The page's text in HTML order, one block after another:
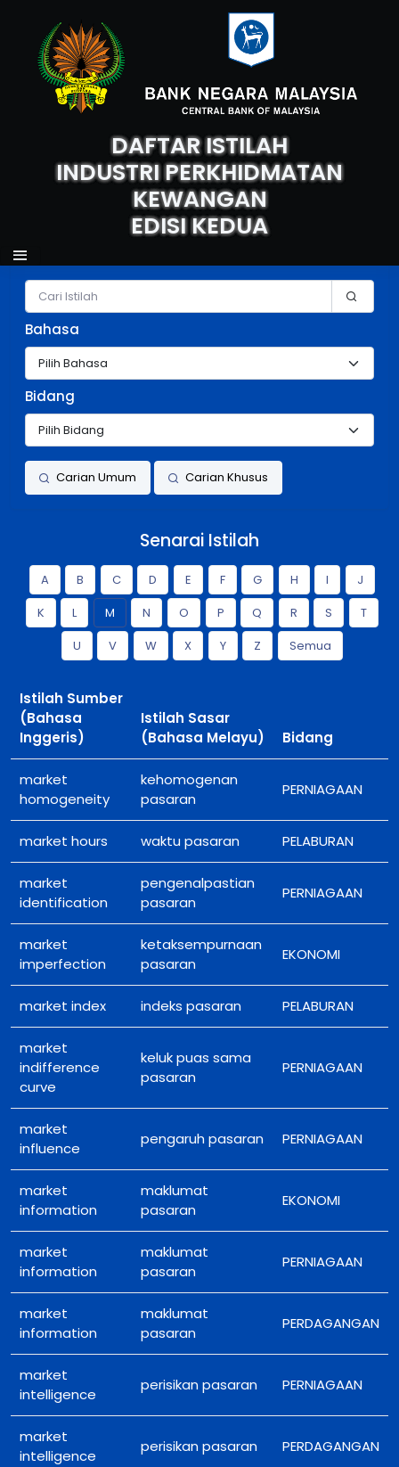
DAFTAR ISTILAH
INDUSTRI PERKHIDMATAN
KEWANGAN
EDISI KEDUA
Bahasa
Bidang
Carian Umum Carian Khusus
Senarai Istilah
A B C D E F G H I
J
K
L M N O P Q R S
T
U
V W X Y Z Semua
Istilah Sumber
(Bahasa
Inggeris)
Istilah Sasar
(Bahasa Melayu)
Bidang
market
homogeneity
kehomogenan
pasaran
PERNIAGAAN
market hours waktu pasaran PELABURAN
market
identification
pengenalpastian
pasaran
PERNIAGAAN
market
imperfection
ketaksempurnaan
pasaran
EKONOMI
market index indeks pasaran PELABURAN
market
indifference
curve
keluk puas sama
pasaran
PERNIAGAAN
market
influence
pengaruh pasaran PERNIAGAAN
market
information
maklumat
pasaran
EKONOMI
market
information
maklumat
pasaran
PERNIAGAAN
market
information
maklumat
pasaran
PERDAGANGAN
market
intelligence
perisikan pasaran PERNIAGAAN
market
intelligence
perisikan pasaran PERDAGANGAN